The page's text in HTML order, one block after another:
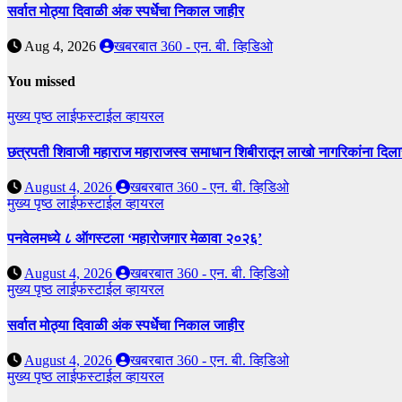
सर्वात मोठ्या दिवाळी अंक स्पर्धेचा निकाल जाहीर
Aug 4, 2026 खबरबात 360 - एन. बी. व्हिडिओ
You missed
मुख्य पृष्ठलाईफस्टाईलव्हायरल
छत्रपती शिवाजी महाराज महाराजस्व समाधान शिबीरातून लाखो नागरिकांना
August 4, 2026
खबरबात 360 - एन. बी. व्हिडिओ
मुख्य पृष्ठलाईफस्टाईलव्हायरल
पनवेलमध्ये ८ ऑगस्टला ‘महारोजगार मेळावा २०२६’
August 4, 2026
खबरबात 360 - एन. बी. व्हिडिओ
मुख्य पृष्ठलाईफस्टाईलव्हायरल
सर्वात मोठ्या दिवाळी अंक स्पर्धेचा निकाल जाहीर
August 4, 2026
खबरबात 360 - एन. बी. व्हिडिओ
मुख्य पृष्ठलाईफस्टाईलव्हायरल